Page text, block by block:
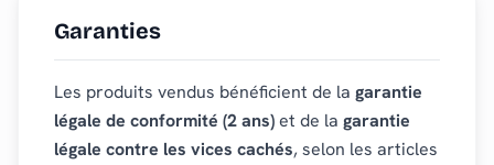
Garanties
Les produits vendus bénéficient de la garantie
légale de conformité (2 ans)et de la garantie
légale contre les vices cachés, selon les articles